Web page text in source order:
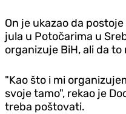
On je ukazao da
jula u Potočarima u
organizuje BiH, ali da
"Kao što i mi
svoje tamo", rekao je
treba poštovati.